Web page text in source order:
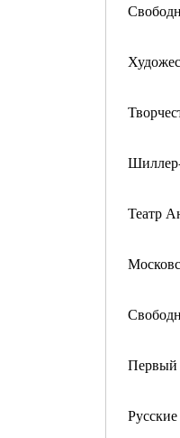
Театр
Первый